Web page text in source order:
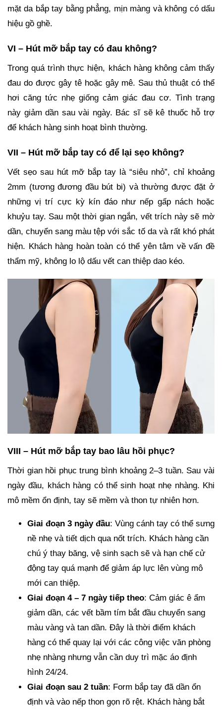
mặt da bắp tay bằng phẳng, mịn màng và không có dấu
hiệu gồ ghề.
VI – Hút mỡ bắp tay có đau không?
Trong quá trình thực hiện, khách hàng không cảm thấy
đau do được gây tê hoặc gây mê. Sau thủ thuật có thể
hơi căng tức nhẹ giống cảm giác đau cơ. Tình trạng
này giảm dần sau vài ngày. Bác sĩ sẽ kê thuốc hỗ trợ
để khách hàng sinh hoạt bình thường.
VII – Hút mỡ bắp tay có để lại sẹo không?
Vết sẹo sau hút mỡ bắp tay là “siêu nhỏ”, chỉ khoảng
2mm (tương đương đầu bút bi) và thường được đặt ở
những vị trí cực kỳ kín đáo như nếp gấp nách hoặc
khuỷu tay. Sau một thời gian ngắn, vết trích này sẽ mờ
dần, chuyển sang màu tệp với sắc tố da và rất khó phát
hiện. Khách hàng hoàn toàn có thể yên tâm về vấn đề
thẩm mỹ, không lo lộ dấu vết can thiệp dao kéo.
VIII – Hút mỡ bắp tay bao lâu hồi phục?
Thời gian hồi phục trung bình khoảng 2–3 tuần. Sau vài
ngày đầu, khách hàng có thể sinh hoạt nhẹ nhàng. Khi
mô mềm ổn định, tay sẽ mềm và thon tự nhiên hơn.
Giai đoạn 3 ngày đầu: Vùng cánh tay có thể sưng
nề nhẹ và tiết dịch qua nốt trích. Khách hàng cần
chú ý thay băng, vệ sinh sạch sẽ và hạn chế cử
động tay quá mạnh để giảm áp lực lên vùng mô
mới can thiệp.
Giai đoạn 4 – 7 ngày tiếp theo: Cảm giác ê ẩm
giảm dần, các vết bầm tím bắt đầu chuyển sang
màu vàng và tan dần. Đây là thời điểm khách
hàng có thể quay lại với các công việc văn phòng
nhẹ nhàng nhưng vẫn cần duy trì mặc áo định
hình 24/24.
Giai đoạn sau 2 tuần: Form bắp tay đã dần ổn
định và vào nếp thon gọn rõ rệt. Khách hàng bắt